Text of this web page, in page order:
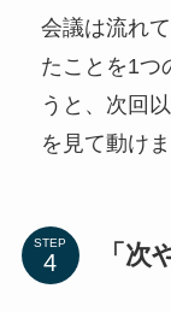
会議は流れ
たことを1つ
うと、次回
を見て動けま
STEP 「